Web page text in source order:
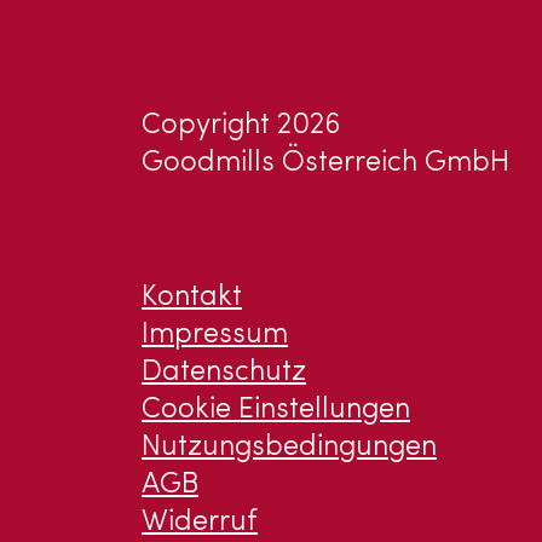
Copyright 2026
Goodmills Österreich GmbH
Kontakt
Impressum
Datenschutz
Cookie Einstellungen
Nutzungsbedingungen
AGB
Widerruf